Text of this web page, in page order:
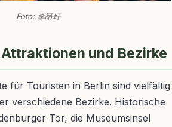
Foto: 李昂軒
und Bezirke
für Touristen in Berlin sind vielfältig
verschiedene Bezirke. Historische
Tor, die Museumsinsel